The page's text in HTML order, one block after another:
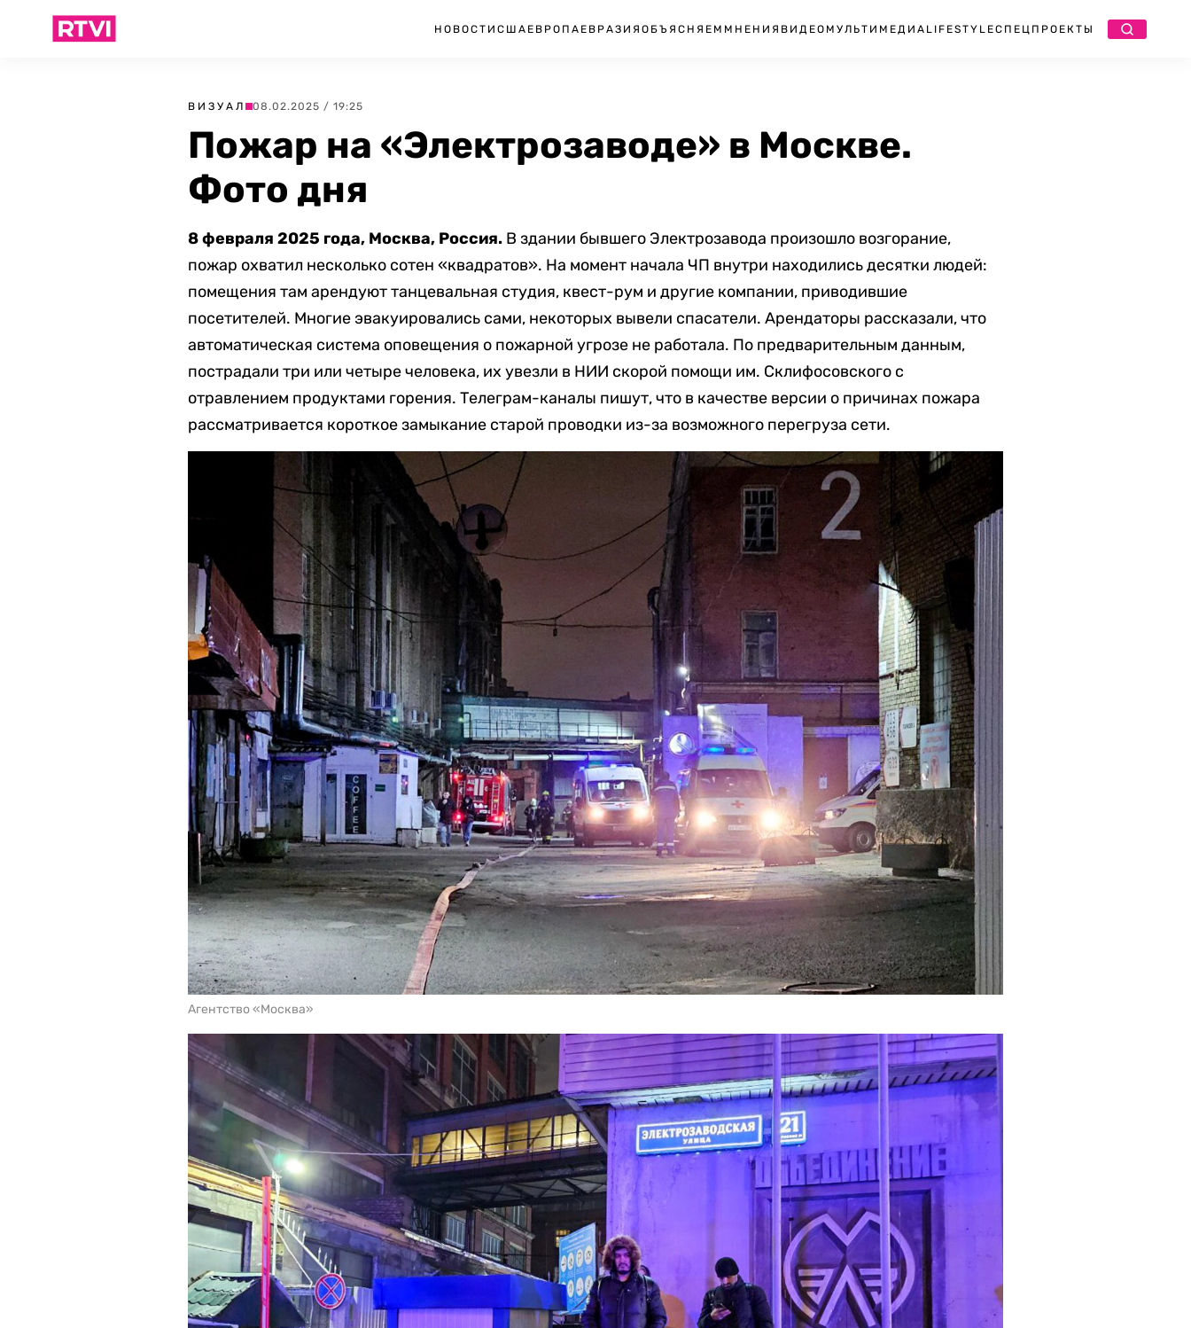
НОВОСТИ США ЕВРОПА ЕВРАЗИЯ ОБЪЯСНЯЕМ МНЕНИЯ ВИДЕО МУЛЬТИМЕДИА LIFESTYLEСПЕЦПРОЕКТЫ
ВИЗУАЛ 08.02.2025 / 19:25
Пожар на «Электрозаводе» в Москве.
Фото дня
8 февраля 2025 года, Москва, Россия. В здании бывшего Электрозавода произошло возгорание,
пожар охватил несколько сотен «квадратов». На момент начала ЧП внутри находились десятки людей:
помещения там арендуют танцевальная студия, квест-рум и другие компании, приводившие
посетителей. Многие эвакуировались сами, некоторых вывели спасатели. Арендаторы рассказали, что
автоматическая система оповещения о пожарной угрозе не работала. По предварительным данным,
пострадали три или четыре человека, их увезли в НИИ скорой помощи им. Склифосовского с
отравлением продуктами горения. Телеграм-каналы пишут, что в качестве версии о причинах пожара
рассматривается короткое замыкание старой проводки из-за возможного перегруза сети.
Агентство «Москва»